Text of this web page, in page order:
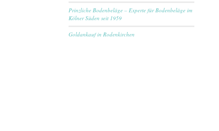
Prinzliche Bodenbeläge – Experte für Bodenbeläge im
Kölner Süden seit 1959
Goldankauf in Rodenkirchen